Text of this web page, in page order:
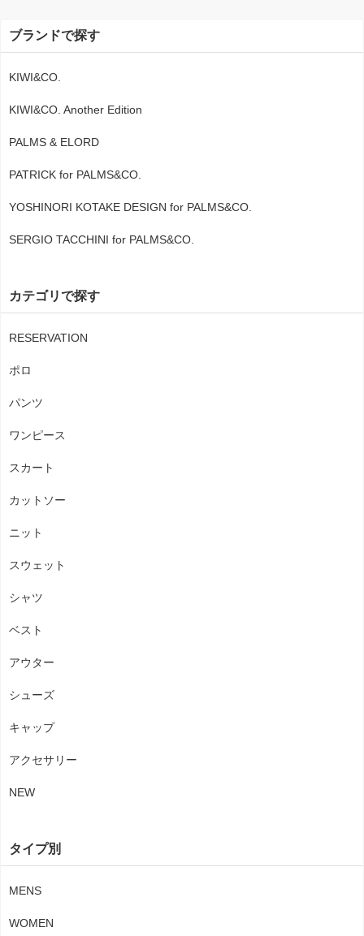
ブランドで探す
KIWI&CO.
KIWI&CO. Another Edition
PALMS & ELORD
PATRICK for PALMS&CO.
YOSHINORI KOTAKE DESIGN for PALMS&CO.
SERGIO TACCHINI for PALMS&CO.
カテゴリで探す
RESERVATION
ポロ
パンツ
ワンピース
スカート
カットソー
ニット
スウェット
シャツ
ベスト
アウター
シューズ
キャップ
アクセサリー
NEW
タイプ別
MENS
WOMEN